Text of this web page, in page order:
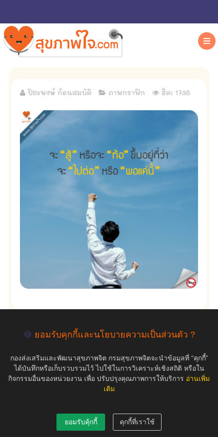
ปิยะพงษ์ ก้อนสมบัติ ภาพกราฟิก ฮิต: 1738
empty
🍪 ยอมรับคุกกี้และนโยบายความเป็นส่วนตัว ?
กองส่งเสริมและพัฒนาสุขภาพจิต กรมสุขภาพจิตจะนำข้อมูลที่ “คุกกี้”
ได้บันทึกหรือเก็บรวบรวมไว้ ไปใช้ในการวิเคราะห์เชิงสถิติ หรือใน
กิจกรรมอื่นของหน่วยงาน เพื่อ ปรับปรุงคุณภาพการให้บริการ อ่านเพิ่ม
เติม
ยอมรับคุ้กกี้ คุกกี้ที่เราใช้